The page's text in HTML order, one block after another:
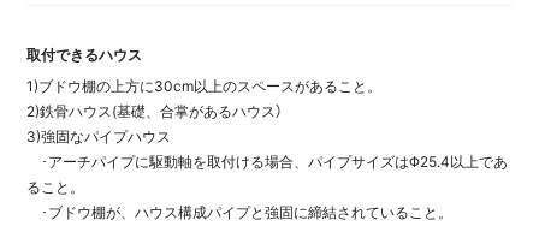
取付できるハウス
1)ブドウ棚の上方に30cm以上のスペースがあること。
2)鉄骨ハウス(基礎、合掌があるハウス）
3)強固なパイプハウス
･アーチパイプに駆動軸を取付ける場合、パイプサイズはΦ25.4以上であ
ること。
･ブドウ棚が、ハウス構成パイプと強固に締結されていること。